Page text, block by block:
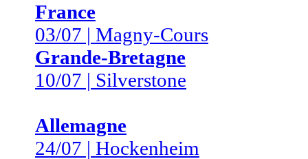
France
03/07 | Magny-Cours
Grande-Bretagne
10/07 | Silverstone
Allemagne
24/07 | Hockenheim